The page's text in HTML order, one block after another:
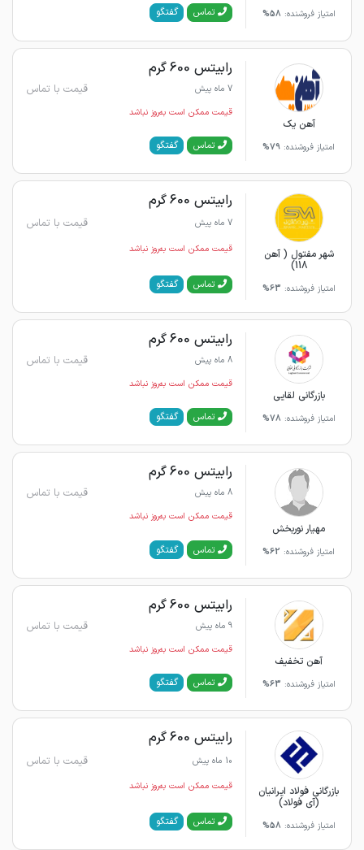
امتیاز فروشنده: 58% تماس گفتگو
آهن یک
امتیاز فروشنده: 79%
رابیتس 600 گرم
7 ماه پیش قیمت با تماس
قیمت ممکن است به‌روز نباشد
تماس گفتگو
شهر مفتول ( آهن
118)
امتیاز فروشنده: 63%
رابیتس 600 گرم
7 ماه پیش قیمت با تماس
قیمت ممکن است به‌روز نباشد
تماس گفتگو
بازرگانی لقایی
امتیاز فروشنده: 78%
رابیتس 600 گرم
8 ماه پیش قیمت با تماس
قیمت ممکن است به‌روز نباشد
تماس گفتگو
مهیار نوربخش
امتیاز فروشنده: 62%
رابیتس 600 گرم
8 ماه پیش قیمت با تماس
قیمت ممکن است به‌روز نباشد
تماس گفتگو
آهن تخفیف
امتیاز فروشنده: 63%
رابیتس 600 گرم
9 ماه پیش قیمت با تماس
قیمت ممکن است به‌روز نباشد
تماس گفتگو
بازرگانی فولاد ایرانیان
(آی فولاد)
امتیاز فروشنده: 58%
رابیتس 600 گرم
10 ماه پیش قیمت با تماس
قیمت ممکن است به‌روز نباشد
تماس گفتگو